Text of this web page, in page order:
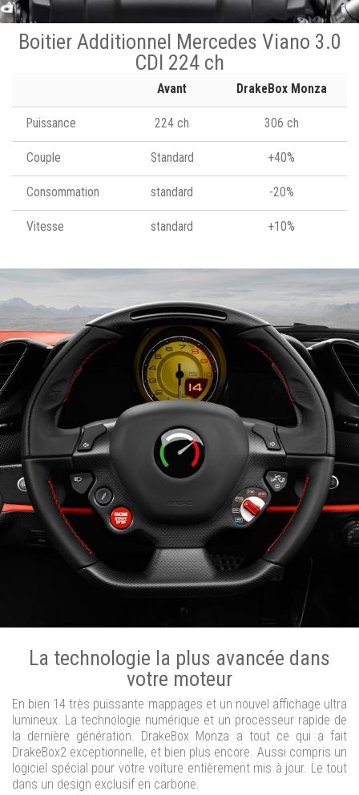
Boitier Additionnel Mercedes Viano 3.0
CDI 224 ch
Avant DrakeBox Monza
Puissance 224 ch 306 ch
Couple Standard +40%
Consommation standard -20%
Vitesse standard +10%
La technologie la plus avancée dans
votre moteur
En bien 14 très puissante mappages et un nouvel affichage ultra
lumineux. La technologie numérique et un processeur rapide de
la dernière génération. DrakeBox Monza a tout ce qui a fait
DrakeBox2 exceptionnelle, et bien plus encore. Aussi compris un
logiciel spécial pour votre voiture entièrement mis à jour. Le tout
dans un design exclusif en carbone.